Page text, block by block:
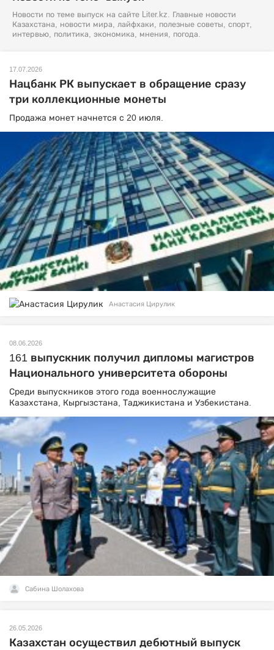
Новости по теме выпуск на сайте Liter.kz. Главные новости
Казахстана, новости мира, лайфхаки, полезные советы, спорт,
интервью, политика, экономика, мнения, погода.
17.07.2026
Нацбанк РК выпускает в обращение сразу
три коллекционные монеты
Продажа монет начнется с 20 июля.
Анастасия Цирулик
08.06.2026
161 выпускник получил дипломы магистров
Национального университета обороны
Среди выпускников этого года военнослужащие
Казахстана, Кыргызстана, Таджикистана и Узбекистана.
Сабина Шолахова
26.05.2026
Казахстан осуществил дебютный выпуск